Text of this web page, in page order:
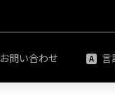
お問い合わせ 言